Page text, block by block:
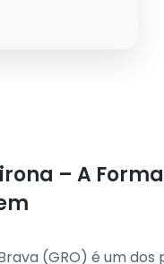
– A
(GRO) é um dos